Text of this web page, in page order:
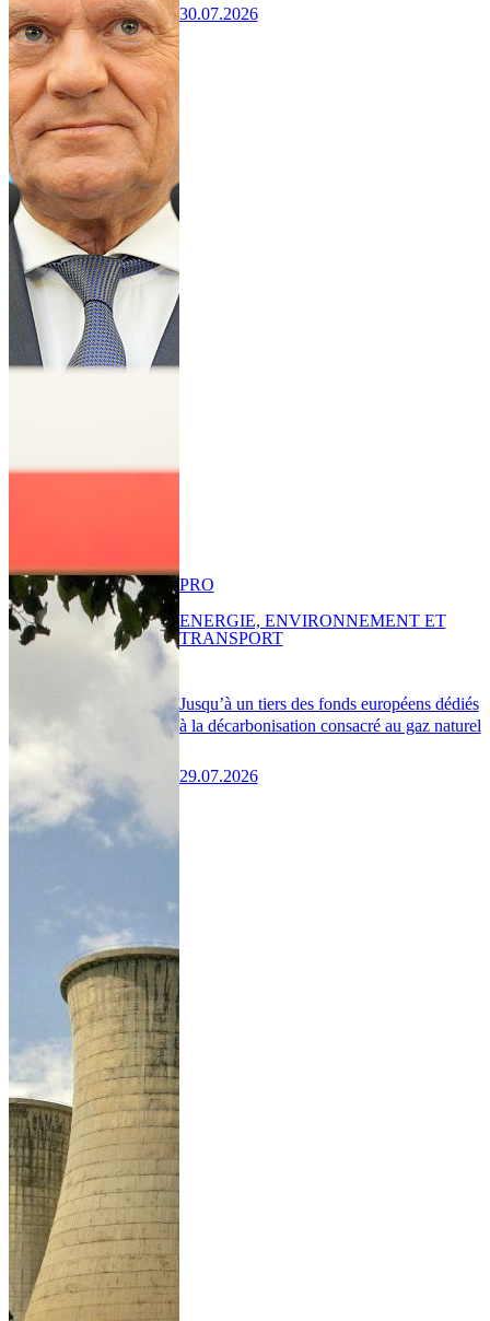
30.07.2026
Jusqu’à un tiers des fonds européens dédiés
à la décarbonisation consacré au gaz naturel
29.07.2026
PRO
ENERGIE, ENVIRONNEMENT ET
TRANSPORT